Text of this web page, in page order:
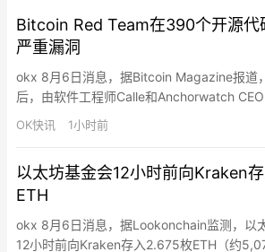
支付服务商，核心依托PalmPar…
Bitcoin Red Team在390个开源代
严重漏洞
okx 8月6日消息，据Bitcoin Magazine报道
后，由软件工程师Calle和Anchorwatch
Bitcoin Red Team已获得资助，投入超4万
开源代码库进行安全审计。截至最新更新，
OK快讯 1小时前
以太坊基金会12小时前向Kraken
ETH
okx 8月6日消息，据Lookonchain监测，以
12小时前向Kraken存入2.675枚ETH（约